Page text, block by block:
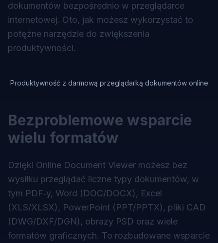
dokumentów bezpośrednio w przeglądarce
internetowej. Oto, jak możesz wykorzystać to
potężne narzędzie do zwiększenia
produktywności.
Produktywność z darmową przeglądarką dokumentów online
Bezproblemowe wsparcie
wielu formatów
Dzięki Online Document Viewer możesz bez
wysiłku przeglądać liczne typy dokumentów, w
tym PDF‑y, Word (DOC/DOCX), Excel
(XLS/XLSX), PowerPoint (PPT/PPTX), pliki CAD
(DWG/DXF/DGN), obrazy PSD oraz wiele
formatów graficznych. To rozbudowane wsparcie